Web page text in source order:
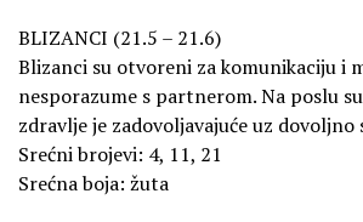
BLIZANCI (21.5 – 21.6)
Blizanci su otvoreni za komunikaciju i
nesporazume s partnerom. Na poslu
zdravlje je zadovoljavajuće uz dovoljno
Srećni brojevi: 4, 11, 21
Srećna boja: žuta